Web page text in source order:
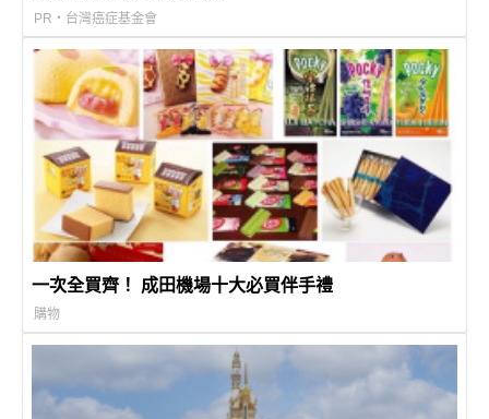
PR・台灣癌症基金會
一次全買齊！ 成田機場十大必買伴手禮
購物